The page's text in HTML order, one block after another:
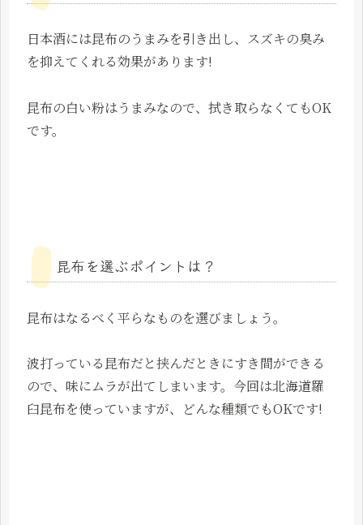
日本酒には昆布のうまみを引き出し、スズキの臭み
を抑えてくれる効果があります!
昆布の白い粉はうまみなので、拭き取らなくてもOK
です。
昆布を選ぶポイントは？
昆布はなるべく平らなものを選びましょう。
波打っている昆布だと挟んだときにすき間ができる
ので、味にムラが出てしまいます。今回は北海道羅
臼昆布を使っていますが、どんな種類でもOKです!